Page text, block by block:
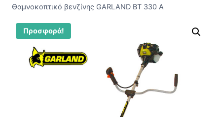
Θαμνοκοπτικό βενζίνης GARLAND BT 330 A
Προσφορά!